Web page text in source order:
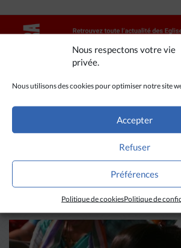
Nous respectons votre vie
privée.
Nous utilisons des cookies pour optimiser notre site
Accepter
Refuser
Préférences
Politique de cookiesPolitique de
A LIRE AUSSI